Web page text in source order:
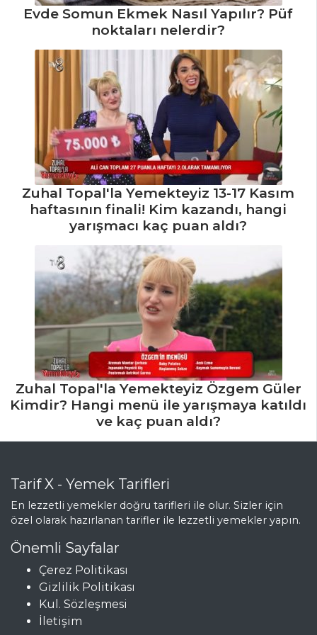
Sebze Yemekleri
Tüm Tarifleri
Evde Somun Ekmek Nasıl Yapılır? Püf
noktaları nelerdir?
Zuhal Topal'la Yemekteyiz 13-17 Kasım
haftasının finali! Kim kazandı, hangi
yarışmacı kaç puan aldı?
Zuhal Topal'la Yemekteyiz Özgem Güler
Kimdir? Hangi menü ile yarışmaya katıldı
ve kaç puan aldı?
Tarif X - Yemek Tarifleri
En lezzetli yemekler doğru tarifleri ile olur. Sizler için
özel olarak hazırlanan tarifler ile lezzetli yemekler yapın.
Önemli Sayfalar
Çerez Politikası
Gizlilik Politikası
Kul. Sözleşmesi
İletişim